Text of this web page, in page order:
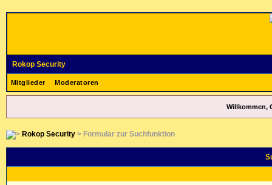
Rokop Security
Mitglieder Moderatoren
Willkommen,
Rokop Security> Formular zur Suchfunktion